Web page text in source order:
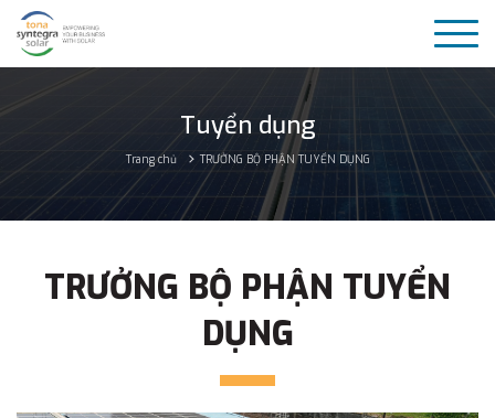
Tuyển dụng
Trang chủ TRƯỞNG BỘ PHẬN TUYỂN DỤNG
TRƯỞNG BỘ PHẬN TUYỂN
DỤNG